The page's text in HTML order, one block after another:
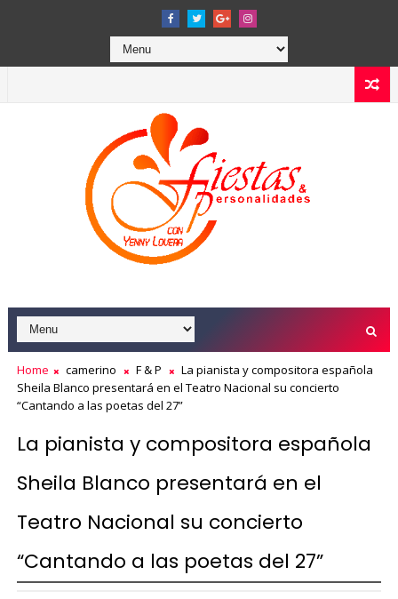
Home camerino F & P
La pianista y compositora española
Sheila Blanco presentará en el Teatro Nacional su concierto
“Cantando a las poetas del 27”
La pianista y compositora española
Sheila Blanco presentará en el
Teatro Nacional su concierto
“Cantando a las poetas del 27”